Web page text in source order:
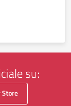
su:
Store